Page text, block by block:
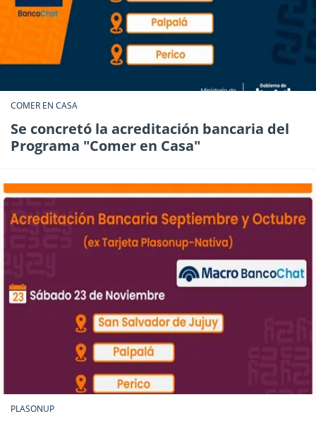
COMER EN CASA
Se concretó la acreditación bancaria del
Programa "Comer en Casa"
PLASONUP